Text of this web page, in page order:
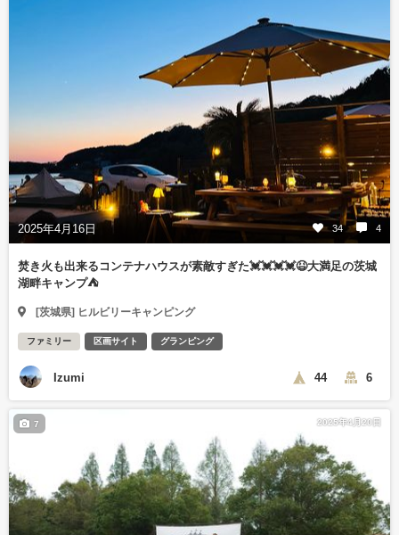
2025年4月16日 34 4
焚き火も出来るコンテナハウスが素敵すぎた💓💓💓💓😆大満足の茨城
湖畔キャンプ⛺️
[茨城県] ヒルビリーキャンピング
ファミリー 区画サイト グランピング
Izumi 44 6
2025年4月20日
7